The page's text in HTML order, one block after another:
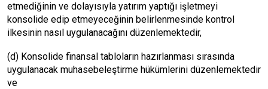
etmediğinin ve dolayısıyla yatırım yaptığı işletmeyi
konsolide edip etmeyeceğinin belirlenmesinde kontrol
ilkesinin nasıl uygulanacağını düzenlemektedir,
(d) Konsolide finansal tabloların hazırlanması sırasında
uygulanacak muhasebeleştirme hükümlerini düzenlemektedir
ve